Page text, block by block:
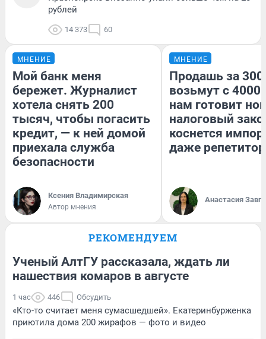
рублей
14 373 60
МНЕНИЕ
Мой банк меня
бережет. Журналист
хотела снять 200
тысяч, чтобы погасить
кредит, — к ней домой
приехала служба
безопасности
Ксения Владимирская
Автор мнения
МНЕНИЕ
Продашь за
возьмут с
нам готовит
налоговый
коснется
даже
Анастасия
РЕКОМЕНДУЕМ
Ученый АлтГУ рассказала, ждать ли
нашествия комаров в августе
1 час 446 Обсудить
«Кто-то считает меня сумасшедшей». Екатеринбурженка
приютила дома 200 жирафов — фото и видео